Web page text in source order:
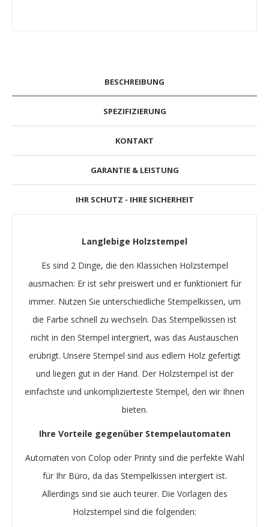
BESCHREIBUNG
SPEZIFIZIERUNG
KONTAKT
GARANTIE & LEISTUNG
IHR SCHUTZ - IHRE SICHERHEIT
Langlebige Holzstempel
Es sind 2 Dinge, die den Klassichen Holzstempel
ausmachen: Er ist sehr preiswert und er funktioniert für
immer. Nutzen Sie unterschiedliche Stempelkissen, um
die Farbe schnell zu wechseln. Das Stempelkissen ist
nicht in den Stempel intergriert, was das Austauschen
erübrigt. Unsere Stempel sind aus edlem Holz gefertigt
und liegen gut in der Hand. Der Holzstempel ist der
einfachste und unkomplizierteste Stempel, den wir Ihnen
bieten.
Ihre Vorteile gegenüber Stempelautomaten
Automaten von Colop oder Printy sind die perfekte Wahl
für Ihr Büro, da das Stempelkissen intergiert ist.
Allerdings sind sie auch teurer. Die Vorlagen des
Holzstempel sind die folgenden: